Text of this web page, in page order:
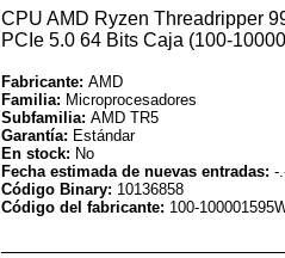
CPU AMD Ryzen Threadripper
PCIe 5.0 64 Bits Caja (100-
Fabricante: AMD
Familia: Microprocesadores
Subfamilia: AMD TR5
Garantía: Estándar
En stock: No
Fecha estimada de nuevas entradas: -
Código Binary: 10136858
Código del fabricante: 100-